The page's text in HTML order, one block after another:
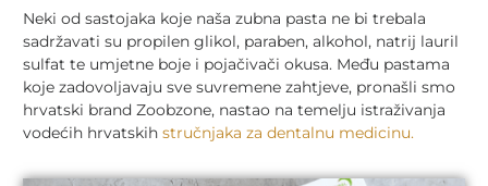
Neki od sastojaka koje naša zubna pasta ne bi trebala
sadržavati su propilen glikol, paraben, alkohol, natrij lauril
sulfat te umjetne boje i pojačivači okusa. Među pastama
koje zadovoljavaju sve suvremene zahtjeve, pronašli smo
hrvatski brand Zoobzone, nastao na temelju istraživanja
vodećih hrvatskih stručnjaka za dentalnu medicinu.